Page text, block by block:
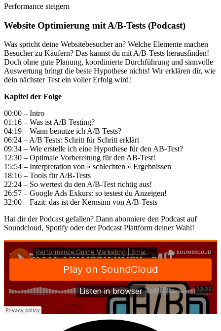
Performance steigern
Website Optimierung mit A/B-Tests (Podcast)
Was spricht deine Websitebesucher an? Welche Elemente machen
Besucher zu Käufern? Das kannst du mit A/B-Tests herausfinden!
Doch ohne gute Planung, koordinierte Durchführung und sinnvolle
Auswertung bringt die beste Hypothese nichts! Wir erklären dir, wie
dein nächster Test ein voller Erfolg wird!
Kapitel der Folge
00:00 – Intro
01:16 – Was ist A/B Testing?
04:19 – Wann benutze ich A/B Tests?
06:24 – A/B Tests: Schritt für Schritt erklärt
09:34 – Wie erstelle ich eine Hypothese für den AB-Test?
12:30 – Optimale Vorbereitung für den AB-Test!
15:54 – Interpretation von « schlechten » Ergebnissen
18:16 – Tools für A/B-Tests
22:24 – So wertest du den A/B-Test richtig aus!
26:57 – Google Ads Exkurs: so testest du Anzeigen!
32:00 – Fazit: das ist der Kernsinn von A/B-Tests
Hat dir der Podcast gefallen? Dann abonniere den Podcast auf
Soundcloud, Spotify oder der Podcast Plattform deiner Wahl!